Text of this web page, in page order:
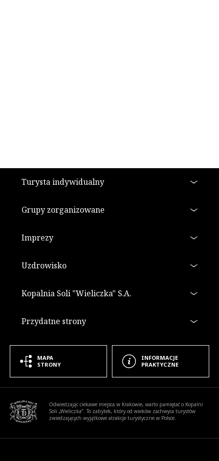
Stopka
Turysta indywidualny
Grupy zorganizowane
Imprezy
Uzdrowisko
Kopalnia Soli "Wieliczka" S.A.
Przydatne strony
Odwiedzając ciekawe miejsca w Krakowie, warto pamiętać o Kopalni
Soli „Wieliczka”. To zabytek, który od wieków zachwyca turystów
zwiedzających wyjątkowe atrakcje turystyczne w Polsce.
Informacje dodatkowe
MAPA
STRONY
INFORMACJE
PRAKTYCZNE